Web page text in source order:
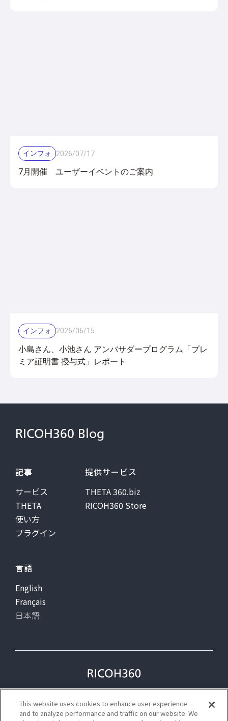
インフォ 2026/07/17
7月開催 ユーザーイベントのご案内
インフォ 2026/06/15
小島さん、小池さん アンバサダープログラム「プレ
ミア証明書 授与式」レポート
RICOH360 Blog
記事
サービス
THETA
使い方
プラグイン
提供サービス
THETA 360.biz
RICOH360 Store
言語
English
Français
日本語
プライバシー
利用規約
ステータス
This website uses cookies to enhance user experience
and to analyze performance and traffic on our website. We